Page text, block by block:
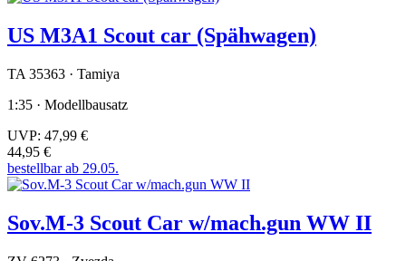
US M3A1 Scout car (Spähwagen)
TA 35363 · Tamiya
1:35 · Modellbausatz
UVP: 47,99 €
44,95 €
bestellbar ab 29.05.
Sov.M-3 Scout Car w/mach.gun WW II